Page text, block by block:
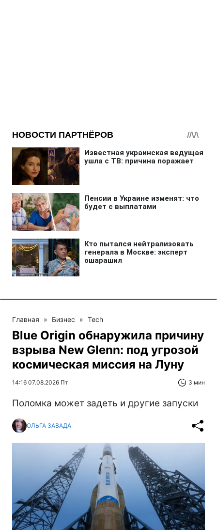
Главная » Бизнес » Tech
Blue Origin обнаружила причину
взрыва New Glenn: под угрозой
космическая миссия на Луну
14:16 07.08.2026 Пт 3 мин
Поломка может задеть и другие запуски
ОЛЬГА ЗАВАДА